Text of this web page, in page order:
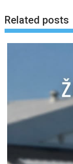
Related posts